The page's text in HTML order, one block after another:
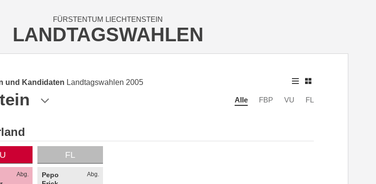
FÜRSTENTUM LIECHTENSTEIN
LANDTAGSWAHLEN
und Kandidaten Landtagswahlen 2005
Alle FBP VU FL
Abg.
FL
Pepo
Abg.